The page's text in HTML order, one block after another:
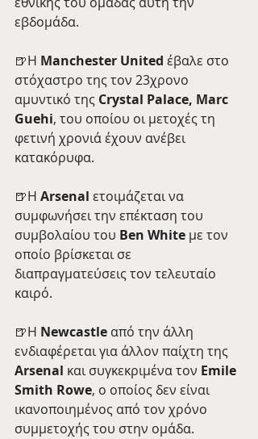
εβδομάδα.
🍺Η Manchester United έβαλε στο
στόχαστρο της τον 23χρονο
αμυντικό της Crystal Palace, Marc
Guehi, του οποίου οι μετοχές τη
φετινή χρονιά έχουν ανέβει
κατακόρυφα.
🍺Η Arsenal ετοιμάζεται να
συμφωνήσει την επέκταση του
συμβολαίου του Ben White με τον
οποίο βρίσκεται σε
διαπραγματεύσεις τον τελευταίο
καιρό.
🍺Η Newcastle από την άλλη
ενδιαφέρεται για άλλον παίχτη της
Arsenal και συγκεκριμένα τον Emile
Smith Rowe, ο οποίος δεν είναι
ικανοποιημένος από τον χρόνο
συμμετοχής του στην ομάδα.